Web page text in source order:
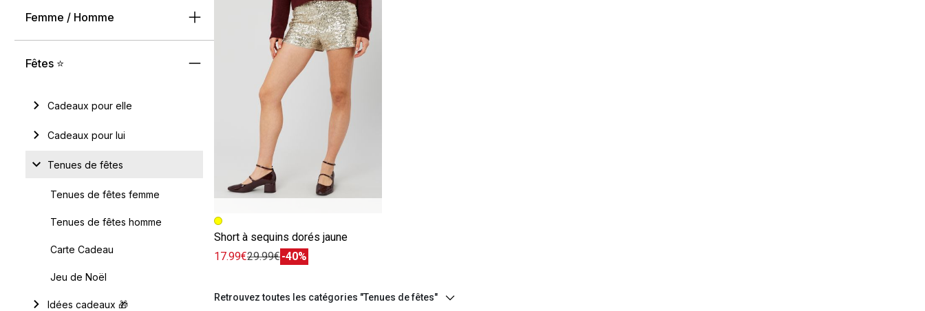
Femme / Homme
Fêtes ⭐
Cadeaux pour elle
Cadeaux pour lui
Tenues de fêtes
Tenues de fêtes femme
Tenues de fêtes homme
Carte Cadeau
Jeu de Noël
Idées cadeaux 🎁
Image précédente
Image suivante
Short à sequins dorés jaune
17.99€29.99€-40%
Retrouvez toutes les catégories "Tenues de fêtes"